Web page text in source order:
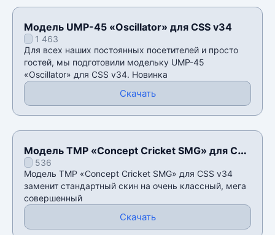
Модель UMP-45 «Oscillator» для CSS v34
1 463
Для всех наших постоянных посетителей и просто
гостей, мы подготовили модельку UMP-45
«Oscillator» для CSS v34. Новинка
Скачать
Модель TMP «Concept Cricket SMG» для CSS
v34536
Модель TMP «Concept Cricket SMG» для CSS v34
заменит стандартный скин на очень классный, мега
совершенный
Скачать